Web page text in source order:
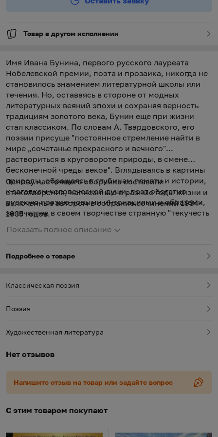
Товар в другом исполнении
Имя Ивана Бунина, первого русского лауреата
Нобелевской премии, поэта и прозаика, никогда не
становилось знамением литературной школы или
течения. Но, оставаясь в стороне от модных
литературных веяний эпохи и сохраняя верность
традициям золотого века, Бунин еще при жизни
стал классиком. По словам А. Твардовского, его
поэзии присуще "постоянное стремление найти в
мире „сочетанье прекрасного и вечного"...
раствориться в круговороте природы, в смене
бесконечной чреды веков". Вглядываясь в картины
природы, обращаясь к глубинам памяти и истории,
к загадкам человеческой души, поэт обогатил
русскую поэзию новыми интонациями и образами,
запечатлев в своем творчестве странную "текучесть
как мгновенный отблеск зарницы, порой освещает
Основу настоящего сборника составили
стихотворения, написанные в разные годы жизни и
включенные автором в собрание сочинений 1934-
1935 годов.
Показать полное описание
Подробнее о товаре
Классическая поэзия
Поэзия
Художественная литература
Нет отзывов
Напишите отзыв на товар или задайте вопрос
С этим товаром покупают